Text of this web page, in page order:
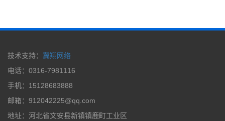
技术支持： 冀翔网络
电话：0316-7981116
手机：15128683888
邮箱：912042225@qq.com
地址：河北省文安县新镇镇鹿町工业区